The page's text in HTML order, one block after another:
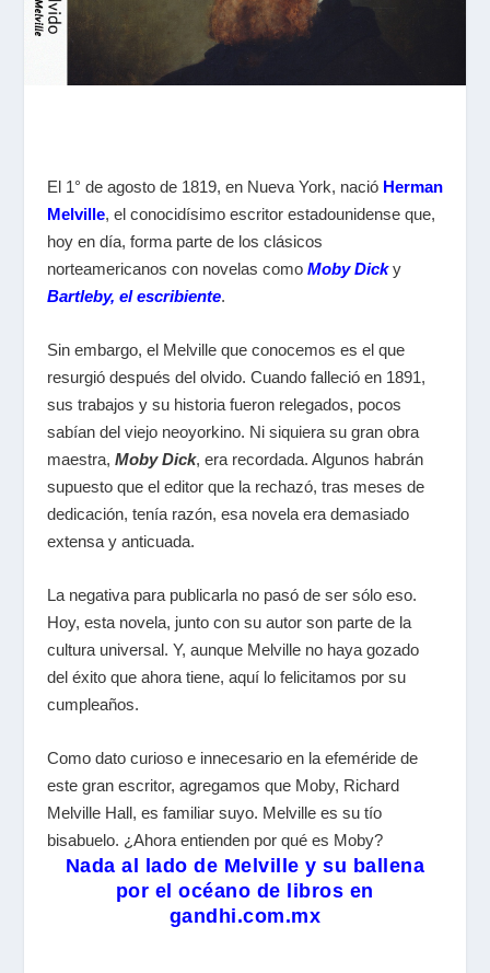
El 1° de agosto de 1819, en Nueva York, nació Herman
Melville, el conocidísimo escritor estadounidense que,
hoy en día, forma parte de los clásicos
norteamericanos con novelas como Moby Dicky
Bartleby, el escribiente.
Sin embargo, el Melville que conocemos es el que
resurgió después del olvido. Cuando falleció en 1891,
sus trabajos y su historia fueron relegados, pocos
sabían del viejo neoyorkino. Ni siquiera su gran obra
maestra, Moby Dick, era recordada. Algunos habrán
supuesto que el editor que la rechazó, tras meses de
dedicación, tenía razón, esa novela era demasiado
extensa y anticuada.
La negativa para publicarla no pasó de ser sólo eso.
Hoy, esta novela, junto con su autor son parte de la
cultura universal. Y, aunque Melville no haya gozado
del éxito que ahora tiene, aquí lo felicitamos por su
cumpleaños.
Como dato curioso e innecesario en la efeméride de
este gran escritor, agregamos que Moby, Richard
Melville Hall, es familiar suyo. Melville es su tío
bisabuelo. ¿Ahora entienden por qué es Moby?
Nada al lado de Melville y su ballena
por el océano de libros en
gandhi.com.mx